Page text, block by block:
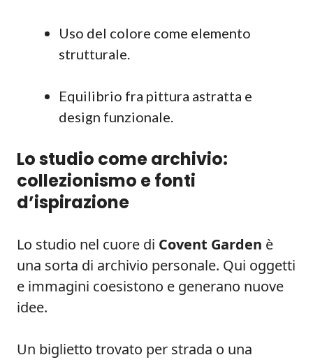
Uso del colore come elemento
strutturale.
Equilibrio fra pittura astratta e
design funzionale.
Lo studio come archivio:
collezionismo e fonti
d’ispirazione
Lo studio nel cuore di Covent Garden è
una sorta di archivio personale. Qui oggetti
e immagini coesistono e generano nuove
idee.
Un biglietto trovato per strada o una